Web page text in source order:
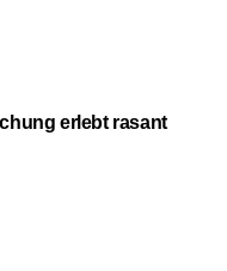
erlebt rasant